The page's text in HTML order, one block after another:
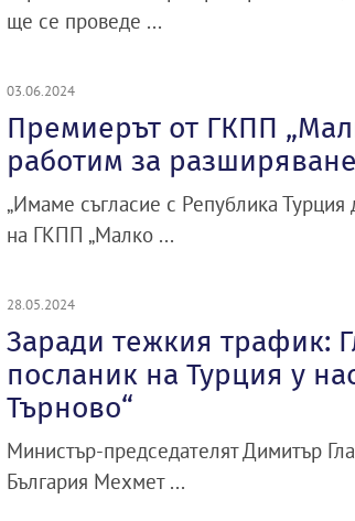
ще се проведе ...
03.06.2024
Премиерът от ГКПП
работим за
„Имаме съгласие с Република
на ГКПП „Малко ...
28.05.2024
Заради тежкия трафик:
посланик на Турция у
Търново“
Министър-председателят Димитър
България Мехмет ...